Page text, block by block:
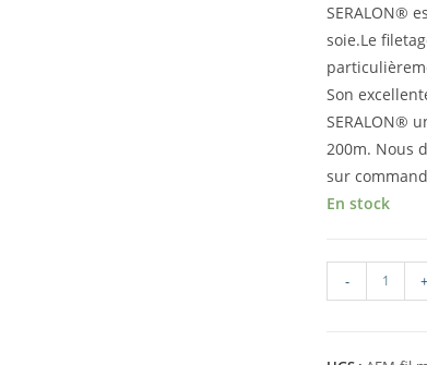
SERALON®
soie.Le
Son
SERALON®
200m. Nous
sur
En stock
- +